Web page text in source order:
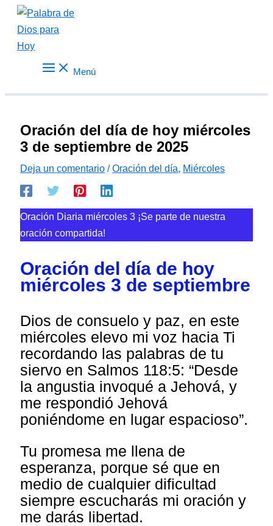
contenido
Menú
Oración del día de hoy miércoles
3 de septiembre de 2025
Deja un comentario /Oración del día, Miércoles
Oración Diaria miércoles 3 ¡Se parte de nuestra
oración compartida!
Oración del día de hoy
miércoles 3 de septiembre
Dios de consuelo y paz, en este
miércoles elevo mi voz hacia Ti
recordando las palabras de tu
siervo en Salmos 118:5: “Desde
la angustia invoqué a Jehová, y
me respondió Jehová
poniéndome en lugar espacioso”.
Tu promesa me llena de
esperanza, porque sé que en
medio de cualquier dificultad
siempre escucharás mi oración y
me darás libertad.